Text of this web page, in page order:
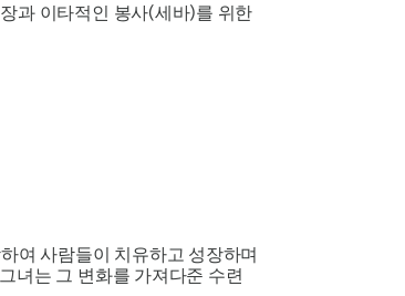
과 이타적인 봉사(세바)를 위한
여 사람들이 치유하고 성장하며
녀는 그 변화를 가져다준 수련